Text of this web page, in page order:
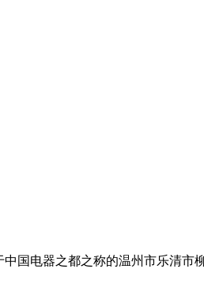
国电器之都之称的温州市乐清